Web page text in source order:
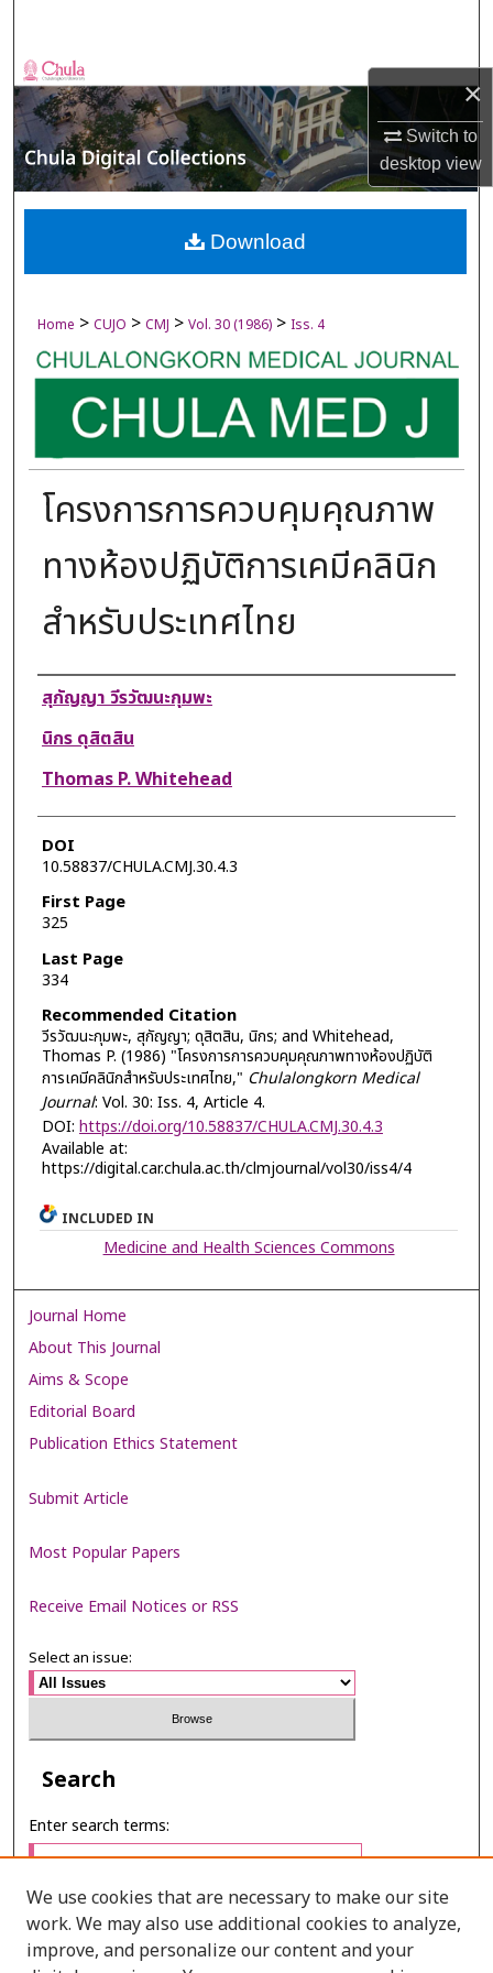
×
Switch to
desktopview
Browse Collections
My Account
About
Digital Commons Network™
Home > CUJO > CMJ > Vol. 30 (1986) > Iss. 4
โครงการการควบคุมคุณภาพ
ทางห้องปฏิบัติการเคมีคลินิก
สำหรับประเทศไทย
Authors
สุกัญญา วีรวัฒนะกุมพะ
นิกร ดุสิตสิน
Thomas P. Whitehead
DOI
10.58837/CHULA.CMJ.30.4.3
First Page
325
Last Page
334
Recommended Citation
วีรวัฒนะกุมพะ, สุกัญญา; ดุสิตสิน, นิกร; and Whitehead,
Thomas P. (1986) "โครงการการควบคุมคุณภาพทางห้องปฏิบัติ
การเคมีคลินิกสำหรับประเทศไทย," Chulalongkorn Medical
Journal: Vol. 30: Iss. 4, Article 4.
DOI: https://doi.org/10.58837/CHULA.CMJ.30.4.3
Available at:
https://digital.car.chula.ac.th/clmjournal/vol30/iss4/4
Download
INCLUDED IN
Medicine and Health Sciences Commons
Journal Home
About This Journal
Aims & Scope
Editorial Board
Publication Ethics Statement
Submit Article
Most Popular Papers
Receive Email Notices or RSS
Select an issue:
Search
Enter search terms:
Select context to search:
We use cookies that are necessary to make our site
work. We may also use additional cookies to analyze,
improve, and personalize our content and your